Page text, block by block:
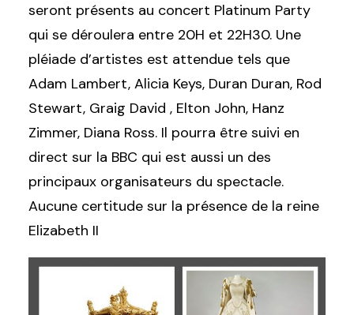
seront présents au concert Platinum Party
qui se déroulera entre 20H et 22H30. Une
pléiade d’artistes est attendue tels que
Adam Lambert, Alicia Keys, Duran Duran, Rod
Stewart, Graig David , Elton John, Hanz
Zimmer, Diana Ross. Il pourra être suivi en
direct sur la BBC qui est aussi un des
principaux organisateurs du spectacle.
Aucune certitude sur la présence de la reine
Elizabeth II